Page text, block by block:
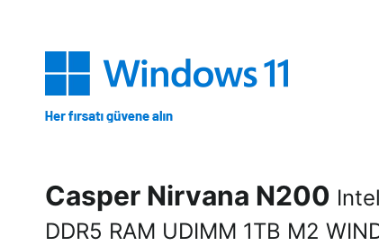
Casper Nirvana N200
DDR5 RAM UDIMM 1TB M2